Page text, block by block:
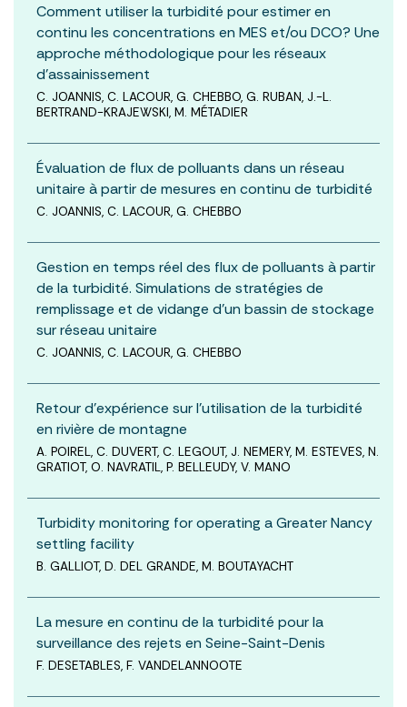
Comment utiliser la turbidité pour estimer en
continu les concentrations en MES et/ou DCO? Une
approche méthodologique pour les réseaux
d’assainissement
C. JOANNIS, C. LACOUR, G. CHEBBO, G. RUBAN, J.-L.
BERTRAND-KRAJEWSKI, M. MÉTADIER
Évaluation de flux de polluants dans un réseau
unitaire à partir de mesures en continu de turbidité
C. JOANNIS, C. LACOUR, G. CHEBBO
Gestion en temps réel des flux de polluants à partir
de la turbidité. Simulations de stratégies de
remplissage et de vidange d’un bassin de stockage
sur réseau unitaire
C. JOANNIS, C. LACOUR, G. CHEBBO
Retour d’expérience sur l’utilisation de la turbidité
en rivière de montagne
A. POIREL, C. DUVERT, C. LEGOUT, J. NEMERY, M. ESTEVES, N.
GRATIOT, O. NAVRATIL, P. BELLEUDY, V. MANO
Turbidity monitoring for operating a Greater Nancy
settling facility
B. GALLIOT, D. DEL GRANDE, M. BOUTAYACHT
La mesure en continu de la turbidité pour la
surveillance des rejets en Seine-Saint-Denis
F. DESETABLES, F. VANDELANNOOTE